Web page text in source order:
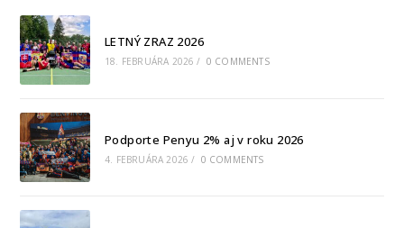
LETNÝ ZRAZ 2026
18. FEBRUÁRA 2026 / 0 COMMENTS
Podporte Penyu 2% aj v roku 2026
4. FEBRUÁRA 2026 / 0 COMMENTS